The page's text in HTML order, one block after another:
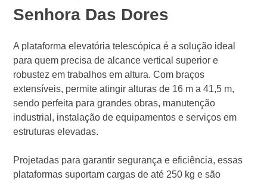
Senhora Das Dores
A plataforma elevatória telescópica é a solução ideal
para quem precisa de alcance vertical superior e
robustez em trabalhos em altura. Com braços
extensíveis, permite atingir alturas de 16 m a 41,5 m,
sendo perfeita para grandes obras, manutenção
industrial, instalação de equipamentos e serviços em
estruturas elevadas.
Projetadas para garantir segurança e eficiência, essas
plataformas suportam cargas de até 250 kg e são